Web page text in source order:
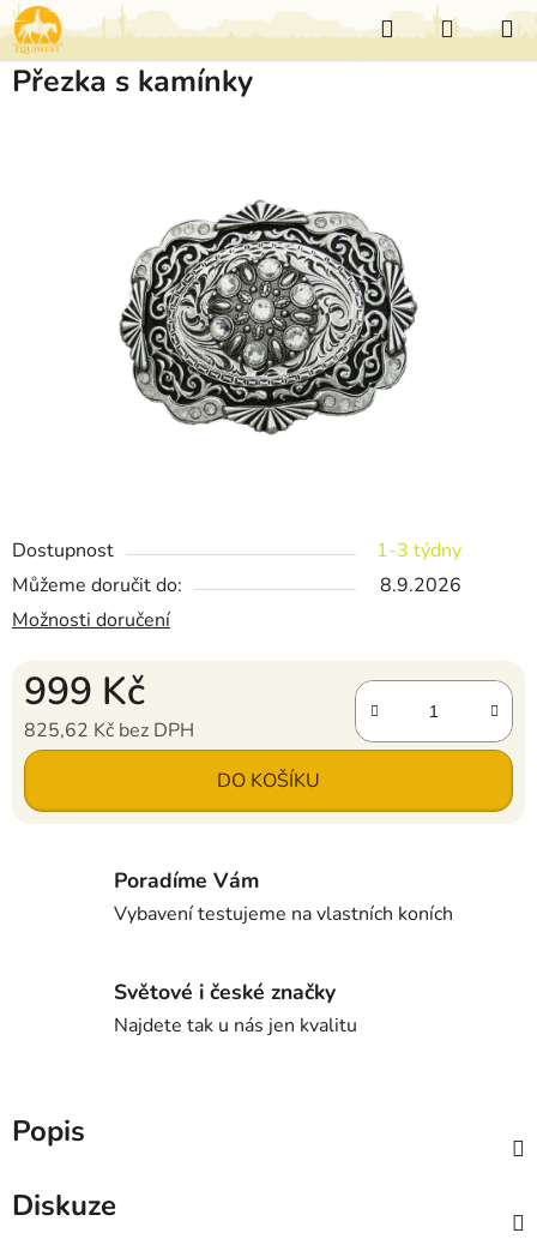
Přejít
na
obsah
Hledat
KOŠÍK
Dostupnost
1-3 týdny
Můžeme doručit do:
8.9.2026
Možnosti doručení
999 Kč
825,62 Kč bez DPH
Měrná cena: DO KOŠÍKU
Přezka s kamínky
Poradíme Vám
Vybavení testujeme na vlastních koních
Světové i české značky
Najdete tak u nás jen kvalitu
Popis
Diskuze